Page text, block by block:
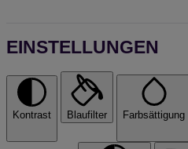
EINSTELLUNGEN
Kontrast Blaufilter Farbsättigung